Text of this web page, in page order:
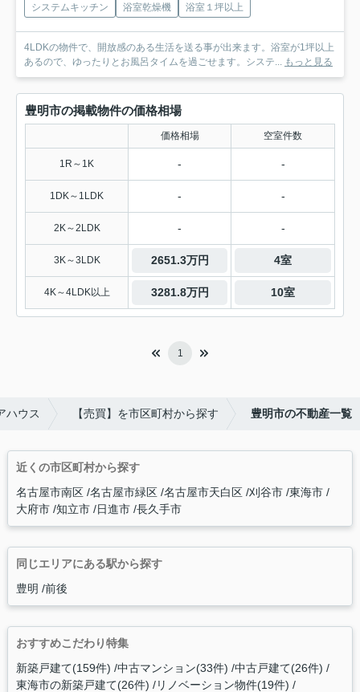
システムキッチン
浴室乾燥機 浴室１坪以上
4LDKの物件で、開放感のある生活を送る事が出来ます。浴室が1坪以上
あるので、ゆったりとお風呂タイムを過ごせます。システ...
もっと見る
豊明市の掲載物件の価格相場
価格相場 空室件数
1R～1K - -
1DK～1LDK - -
2K～2LDK - -
3K～3LDK 2651.3万円 4室
4K～4LDK以上 3281.8万円 10室
1
ハウス 【売買】を市区町村から探す 豊明市の不動産一覧
近くの市区町村から探す
名古屋市南区 名古屋市緑区 名古屋市天白区 刈谷市 東海市
大府市 知立市 日進市 長久手市
同じエリアにある駅から探す
豊明 前後
おすすめこだわり特集
新築戸建て(159件) 中古マンション(33件) 中古戸建て(26件)
東海市の新築戸建て(26件) リノベーション物件(19件)